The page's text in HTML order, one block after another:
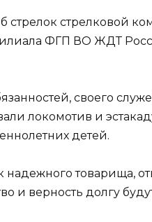
стрелок стрелковой
ФГП ВО ЖДТ
своего
локомотив и
детей.
товарища,
и верность долгу